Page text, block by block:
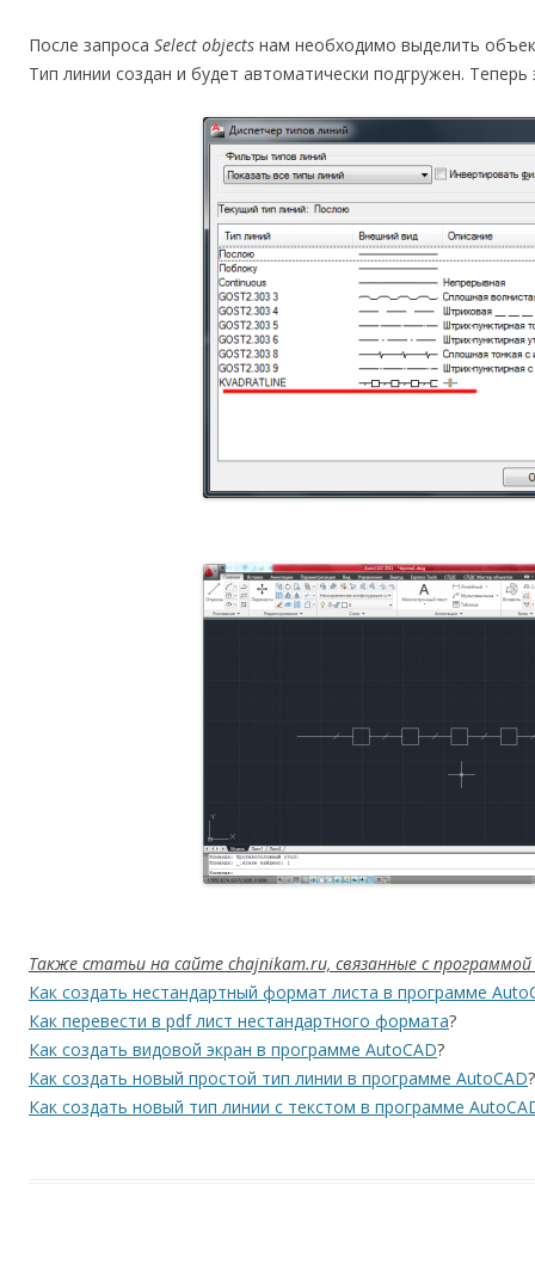
После запроса Select objects нам необходимо выделить
Тип линии создан и будет автоматически подгружен.
Также статьи на сайте chajnikam.ru, связанные с программой
Как создать нестандартный формат листа в программе
Как перевести в pdf лист нестандартного формата?
Как создать видовой экран в программе AutoCAD?
Как создать новый простой тип линии в программе AutoCAD?
Как создать новый тип линии с текстом в программе